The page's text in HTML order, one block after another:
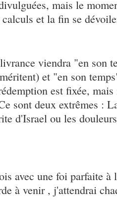
mais le
et la fin se
viendra "en son
et "en son
est fixée,
sont deux extrêmes :
d'Israel ou les
avec une foi parfaite à
à venir , j'attendrai